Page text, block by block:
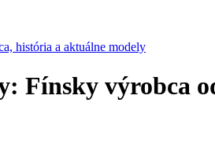
história a aktuálne modely
Fínsky výrobca